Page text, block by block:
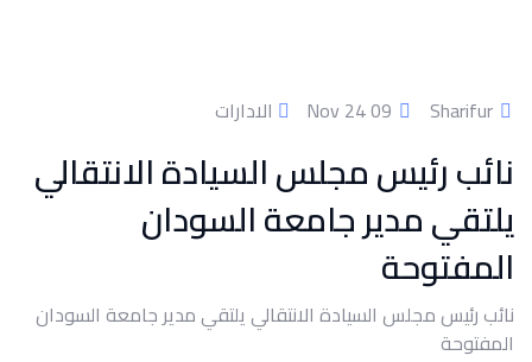
الادارات
نائب رئيس مجلس السيادة الانتقالي
يلتقي مدير جامعة السودان
المفتوحة
نائب رئيس مجلس السيادة الانتقالي يلتقي مدير جامعة السودان
المفتوحة